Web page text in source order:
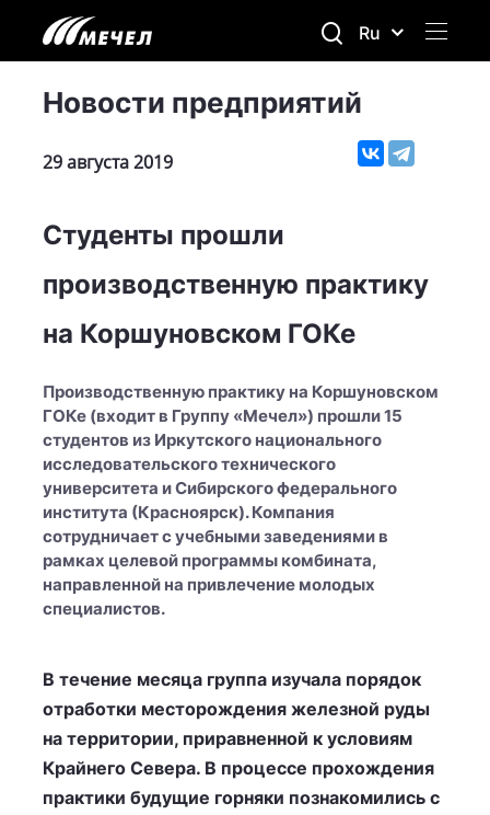
Ru
Новости предприятий
29 августа 2019
Студенты прошли
производственную практику
на Коршуновском ГОКе
Производственную практику на Коршуновском
ГОКе (входит в Группу «Мечел») прошли 15
студентов из Иркутского национального
исследовательского технического
университета и Сибирского федерального
института (Красноярск). Компания
сотрудничает с учебными заведениями в
рамках целевой программы комбината,
направленной на привлечение молодых
специалистов.
В течение месяца группа изучала порядок
отработки месторождения железной руды
на территории, приравненной к условиям
Крайнего Севера. В процессе прохождения
практики будущие горняки познакомились с